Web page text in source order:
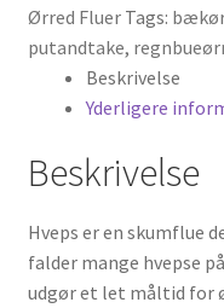
Ørred Fluer Tags:
putandtake,
Beskrivelse
Yderligere
Beskrivelse
Hveps er en skumflue
falder mange hvepse
udgør et let måltid for